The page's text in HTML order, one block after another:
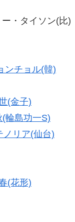
・タイソン(比)
ンチョル(韓)
(金子)
輪島功一S)
ノリア(仙台)
(花形)